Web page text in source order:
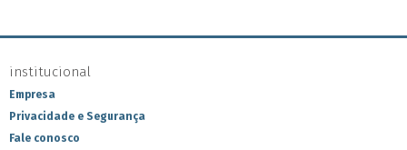
institucional
Empresa
Privacidade e Segurança
Fale conosco